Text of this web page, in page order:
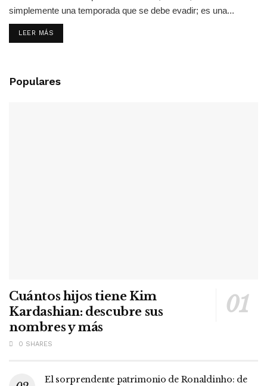
simplemente una temporada que se debe evadir; es una...
LEER MÁS
Populares
Cuántos hijos tiene Kim
Kardashian: descubre sus
nombres y más
0 SHARES
El sorprendente patrimonio de Ronaldinho: de